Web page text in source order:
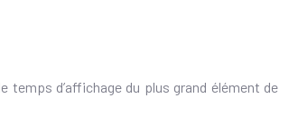
temps d’affichage du plus grand élément de